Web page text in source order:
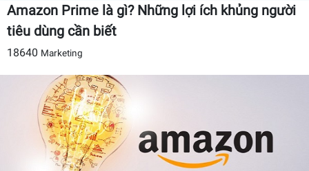
Amazon Prime là gì? Những lợi ích khủng người
tiêu dùng cần biết
18640 Marketing